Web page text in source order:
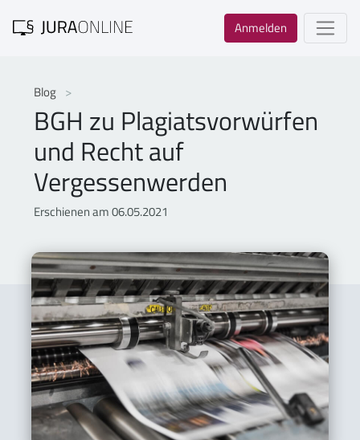
Anmelden
Blog
BGH zu Plagiatsvorwürfen
und Recht auf
Vergessenwerden
Erschienen am 06.05.2021